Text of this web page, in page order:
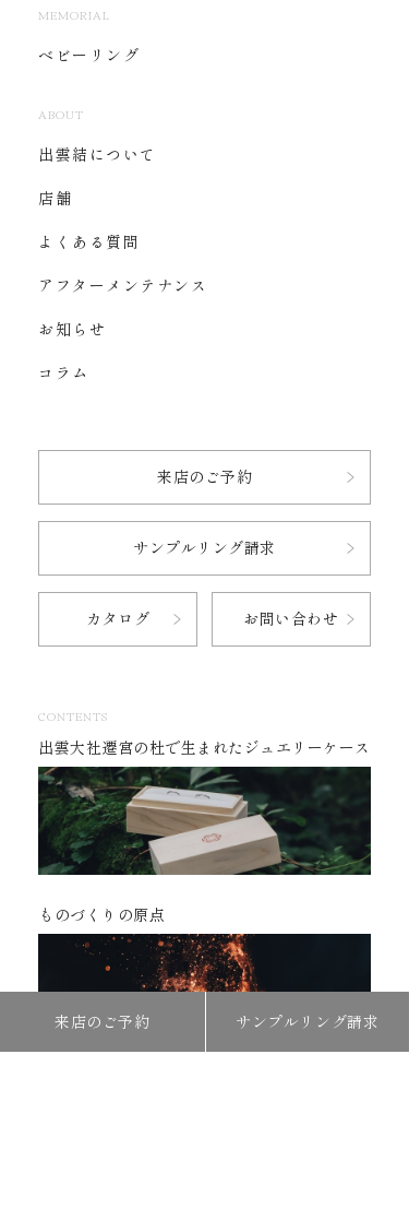
来店のご予約 サンプルリング請求
MEMORIAL
ベビーリング
ABOUT
出雲結について
店舗
よくある質問
アフターメンテナンス
お知らせ
コラム
来店のご予約
サンプルリング請求
カタログ お問い合わせ
CONTENTS
出雲大社遷宮の杜で生まれたジュエリーケース
ものづくりの原点